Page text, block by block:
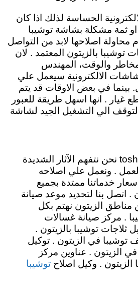
الحساسة لذلك اذا كان
ثمة مشكلة بشاشة توشيبا
اصلاحها لابد من التواصل
بالزيتون المعتمد . لان
والوقت، المهندس
الالكترونية سيعمل علي
بينما في بعض الاوقات قد يتم
غيار . انها اسهل طريقة للعبور
الي التشغيل الجيد لشاشة
toshiba alzaytun repair نحن نتفهم الآثار الشديدة
. ونعمل علي اصلاحه
خدماتنا ممتدة بجميع
. اتصل بنا لتحديد موعد صيانة
مناطق الزيتون نهتم بكل
. مركز صيانة غسالات
ثلاجات توشيبا بالزيتون .
توشيبا في الزيتون . توكيل
الزيتون . عناوين مركز
. وكيل اصلاح توشيبا